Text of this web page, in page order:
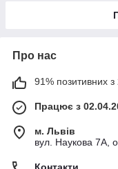
Про нас
91% позитивних з
Працює з
м. Львів
вул. Наукова 7А,